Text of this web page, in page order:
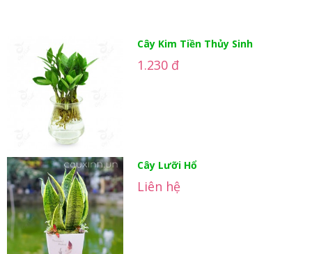
Cây Kim Tiền Thủy Sinh
1.230 đ
Cây Lưỡi Hổ
Liên hệ